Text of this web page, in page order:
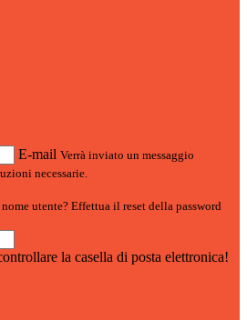
E-mail Verrà inviato un messaggio
necessarie.
utente? Effettua il reset della password
la casella di posta elettronica!